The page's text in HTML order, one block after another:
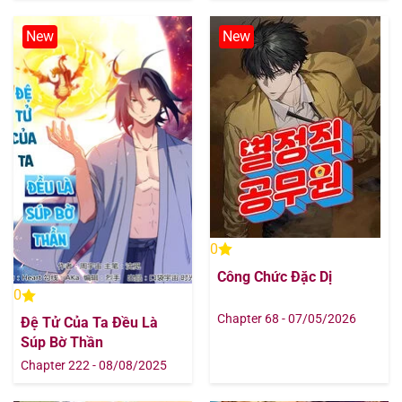
Chapter 17.1 30/07/2025
Chapter 16.2 30/07/2025
Chapter 16.1 30/07/2025
Chapter 15.2 30/07/2025
Chapter 15.1 30/07/2025
Chapter 14.2 30/07/2025
Chapter 14.1
Chapter 13.2
New
0
Đệ Tử Của Ta Đều Là
Súp Bờ Thần
Chapter 222 - 08/08/2025
New
0
Công Chức Đặc Dị
Chapter 68 - 07/05/2026